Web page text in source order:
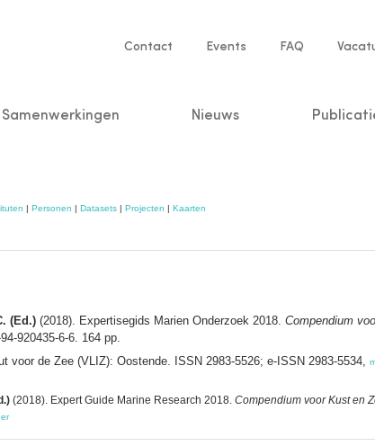
Service
Contact Events FAQ
Samenwerkingen Nieuws
| Personen | Datasets| Projecten | Kaarten
(Ed.) (2018). Expertisegids Marien Onderzoek 2018. Compendium
920435-6-6. 164 pp.
de Zee (VLIZ): Oostende. ISSN 2983-5526; e-ISSN 2983-5534,
(2018). Expert Guide Marine Research 2018. Compendium voor Kust en